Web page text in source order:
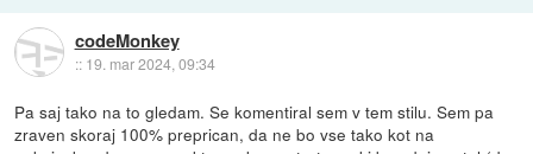
codeMonkey
:: 19. mar 2024, 09:34
Pa saj tako na to gledam. Se komentiral sem v tem stilu. Sem pa
zraven skoraj 100% preprican, da ne bo vse tako kot na